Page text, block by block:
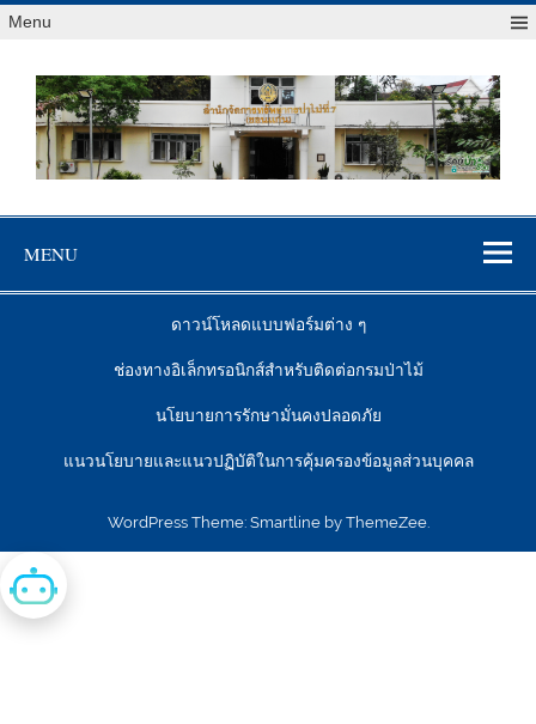
Menu
สจป.ที่ 7
(ขอนแก่น)
MENU
ดาวน์โหลดแบบฟอร์มต่าง ๆ
ช่องทางอิเล็กทรอนิกส์สำหรับติดต่อกรมป่าไม้
นโยบายการรักษามั่นคงปลอดภัย
แนวนโยบายและแนวปฏิบัติในการคุ้มครองข้อมูลส่วนบุคคล
WordPress Theme: Smartline by ThemeZee.